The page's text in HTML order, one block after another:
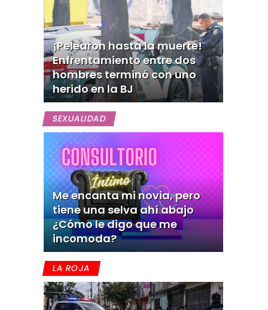
¡Pelearon hasta la muerte!
Enfrentamiento entre dos
hombres terminó con uno
herido en la BJ
SEXUALIDAD
Me encanta mi novia, pero
tiene una selva ahí abajo
¿Cómo le digo que me
incomoda?
LA ROJA